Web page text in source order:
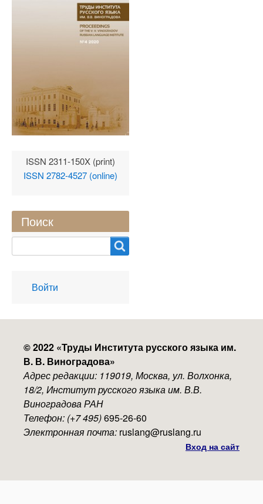
ISSN 2311-150X (print)
ISSN 2782-4527 (online)
Поиск
User
account
Войти
© 2022 «Труды Института русского языка им.
В. В. Виноградова»
Адрес редакции: 119019, Москва, ул. Волхонка,
18/2, Институт русского языка им. В.В.
Виноградова РАН
Телефон: (+7 495)695-26-60
Электронная почта: ruslang@ruslang.ru
Вход на сайт